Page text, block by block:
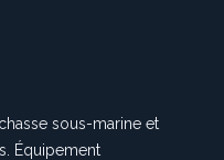
sous-marine et
Équipement